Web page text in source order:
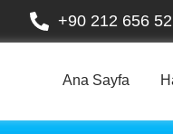
+90 212 656
Ana Sayfa